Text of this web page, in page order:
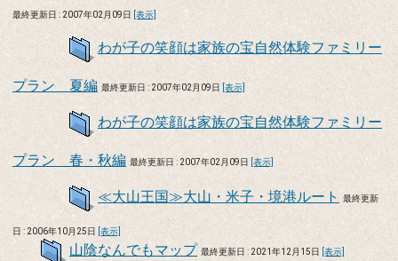
最終更新日 : 2007年02月09日 [表示]
わが子の笑顔は家族の宝自然体験ファミリー
プラン 夏編 最終更新日 : 2007年02月09日 [表示]
わが子の笑顔は家族の宝自然体験ファミリー
プラン 春・秋編 最終更新日 : 2007年02月09日 [表示]
≪大山王国≫大山・米子・境港ルート 最終更新
日 : 2006年10月25日 [表示]
山陰なんでもマップ 最終更新日 : 2021年12月15日 [表示]